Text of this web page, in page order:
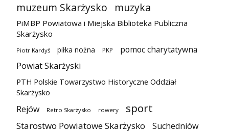
muzeum Skarżysko
muzyka
PiMBP Powiatowa i Miejska Biblioteka Publiczna
Skarżysko
Piotr Kardyś piłka nożna PKP
pomoc charytatywna
Powiat Skarżyski
PTH Polskie Towarzystwo Historyczne Oddział
Skarżysko
Rejów Retro Skarżysko rowery sport
Starostwo Powiatowe Skarżysko Suchedniów